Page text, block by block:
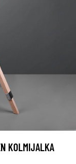
KOLMIJALKA